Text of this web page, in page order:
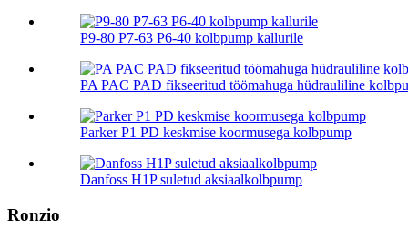
P9-80 P7-63 P6-40 kolbpump kallurile
PA PAC PAD fikseeritud töömahuga hüdrauliline
Parker P1 PD keskmise koormusega kolbpump
Danfoss H1P suletud aksiaalkolbpump
Ronzio